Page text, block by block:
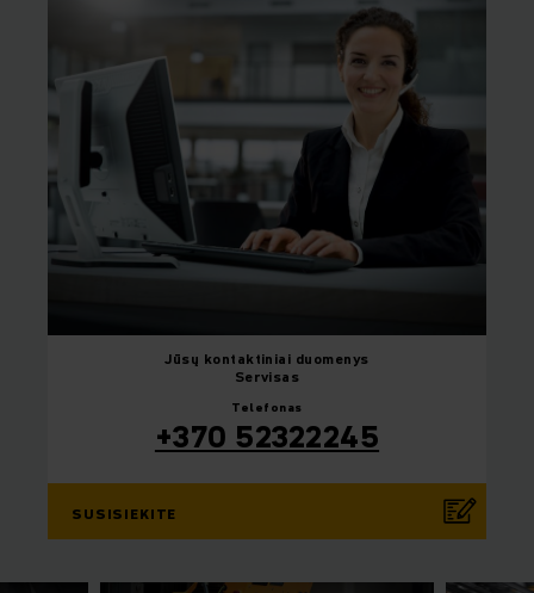
Jūsų kontaktiniai duomenys
Servisas
Telefonas
+370 52322245
SUSISIEKITE